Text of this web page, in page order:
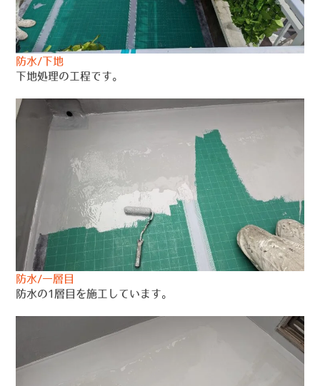
防水/下地
下地処理の工程です。
防水/一層目
防水の1層目を施工しています。